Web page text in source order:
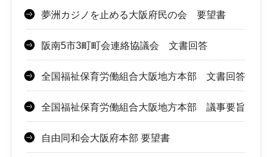
夢洲カジノを止める大阪府民の会 要望書
阪南5市3町町会連絡協議会 文書回答
全国福祉保育労働組合大阪地方本部 文書回答
全国福祉保育労働組合大阪地方本部 議事要旨
自由同和会大阪府本部 要望書